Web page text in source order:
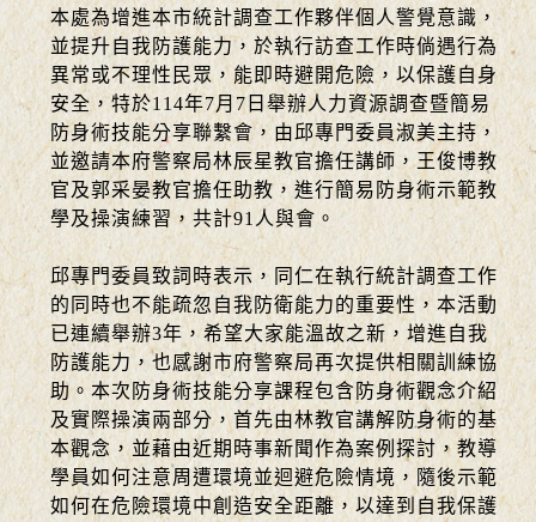
本處為增進本市統計調查工作夥伴個人警覺意識，
並提升自我防護能力，於執行訪查工作時倘遇行為
異常或不理性民眾，能即時避開危險，以保護自身
安全，特於114年7月7日舉辦人力資源調查暨簡易
防身術技能分享聯繫會，由邱專門委員淑美主持，
並邀請本府警察局林辰星教官擔任講師，王俊博教
官及郭采晏教官擔任助教，進行簡易防身術示範教
學及操演練習，共計91人與會。
邱專門委員致詞時表示，同仁在執行統計調查工作
的同時也不能疏忽自我防衛能力的重要性，本活動
已連續舉辦3年，希望大家能溫故之新，增進自我
防護能力，也感謝市府警察局再次提供相關訓練協
助。本次防身術技能分享課程包含防身術觀念介紹
及實際操演兩部分，首先由林教官講解防身術的基
本觀念，並藉由近期時事新聞作為案例探討，教導
學員如何注意周遭環境並迴避危險情境，隨後示範
如何在危險環境中創造安全距離，以達到自我保護